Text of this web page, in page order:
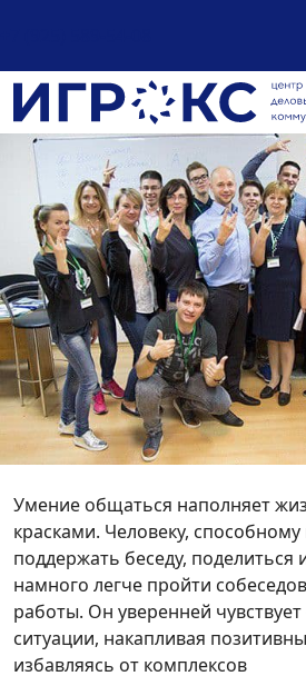
Умение общаться наполняет
красками. Человеку,
поддержать беседу,
намного легче пройти
работы. Он уверенней
ситуации, накапливая
избавляясь от комплексов